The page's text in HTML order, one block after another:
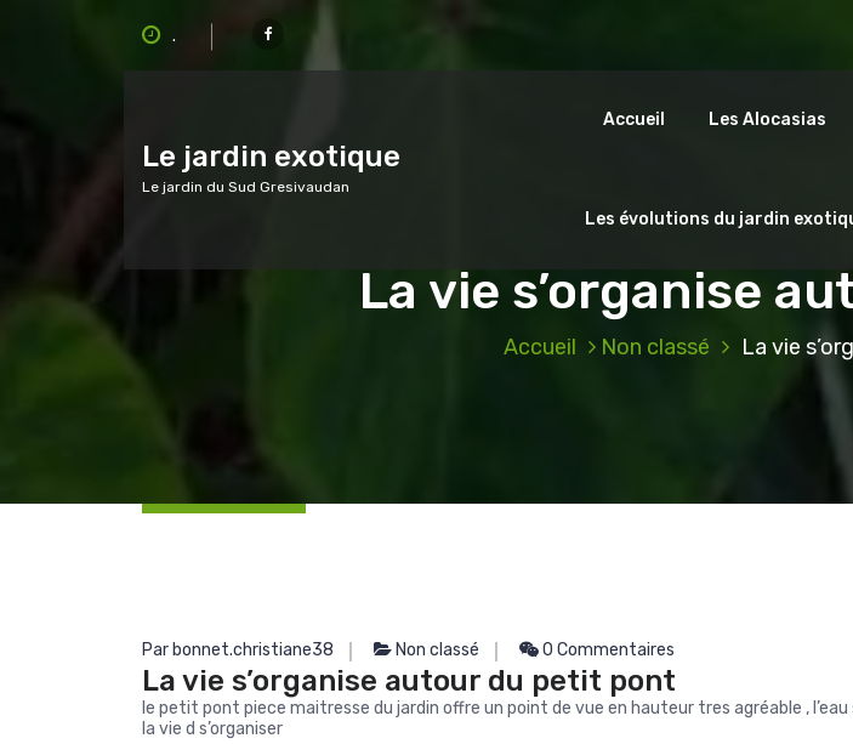
.
Le jardin exotique
Le jardin du Sud Gresivaudan
Accueil Les Alocasias
Les évolutions du jardin
La vie s’organise
Accueil Non classé La vie
Par bonnet.christiane38 Non classé 0 Commentaires
La vie s’organise autour du petit pont
le petit pont piece maitresse du jardin offre un point de vue en hauteur tres agréable ,
la vie d s’organiser